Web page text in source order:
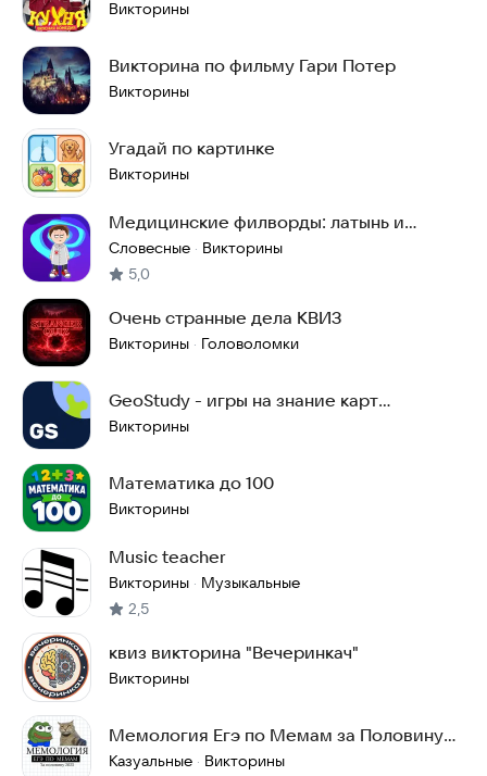
Викторины
Викторина по фильму Гари Потер
Викторины
Угадай по картинке
Викторины
Медицинские филворды: латынь и
английский
Словесные · Викторины
5,0
Очень странные дела КВИЗ
Викторины · Головоломки
GeoStudy - игры на знание карт
географии
Викторины
Математика до 100
Викторины
Music teacher
Викторины · Музыкальные
2,5
квиз викторина "Вечеринкач"
Викторины
Мемология Егэ по Мемам за Половину
2025
Казуальные · Викторины